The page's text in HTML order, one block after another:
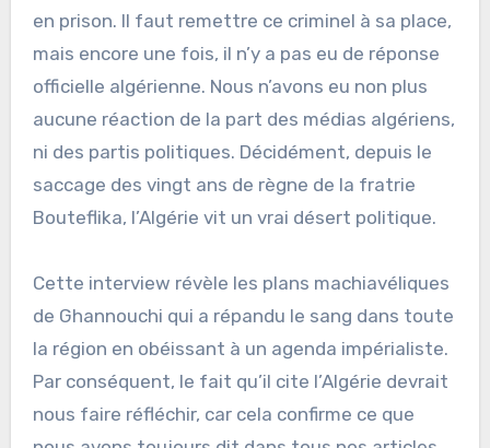
en prison. Il faut remettre ce criminel à sa place,
mais encore une fois, il n’y a pas eu de réponse
officielle algérienne. Nous n’avons eu non plus
aucune réaction de la part des médias algériens,
ni des partis politiques. Décidément, depuis le
saccage des vingt ans de règne de la fratrie
Bouteflika, l’Algérie vit un vrai désert politique.
Cette interview révèle les plans machiavéliques
de Ghannouchi qui a répandu le sang dans toute
la région en obéissant à un agenda impérialiste.
Par conséquent, le fait qu’il cite l’Algérie devrait
nous faire réfléchir, car cela confirme ce que